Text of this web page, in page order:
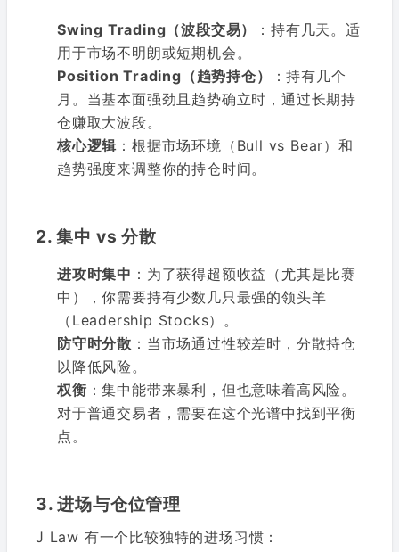
Swing Trading（波段交易）
：持有几天。适
用于市场不明朗或短期机会。
Position Trading（趋势持仓）
：持有几个
月。当基本面强劲且趋势确立时，通过长期持
仓赚取大波段。
核心逻辑 ：根据市场环境（Bull vs Bear）和
趋势强度来调整你的持仓时间。
2. 集中 vs 分散
进攻时集中 ：为了获得超额收益（尤其是比赛
中），你需要持有少数几只最强的领头羊
（Leadership Stocks）。
防守时分散 ：当市场通过性较差时，分散持仓
以降低风险。
权衡 ：集中能带来暴利，但也意味着高风险。
对于普通交易者，需要在这个光谱中找到平衡
点。
3. 进场与仓位管理
J Law 有一个比较独特的进场习惯：